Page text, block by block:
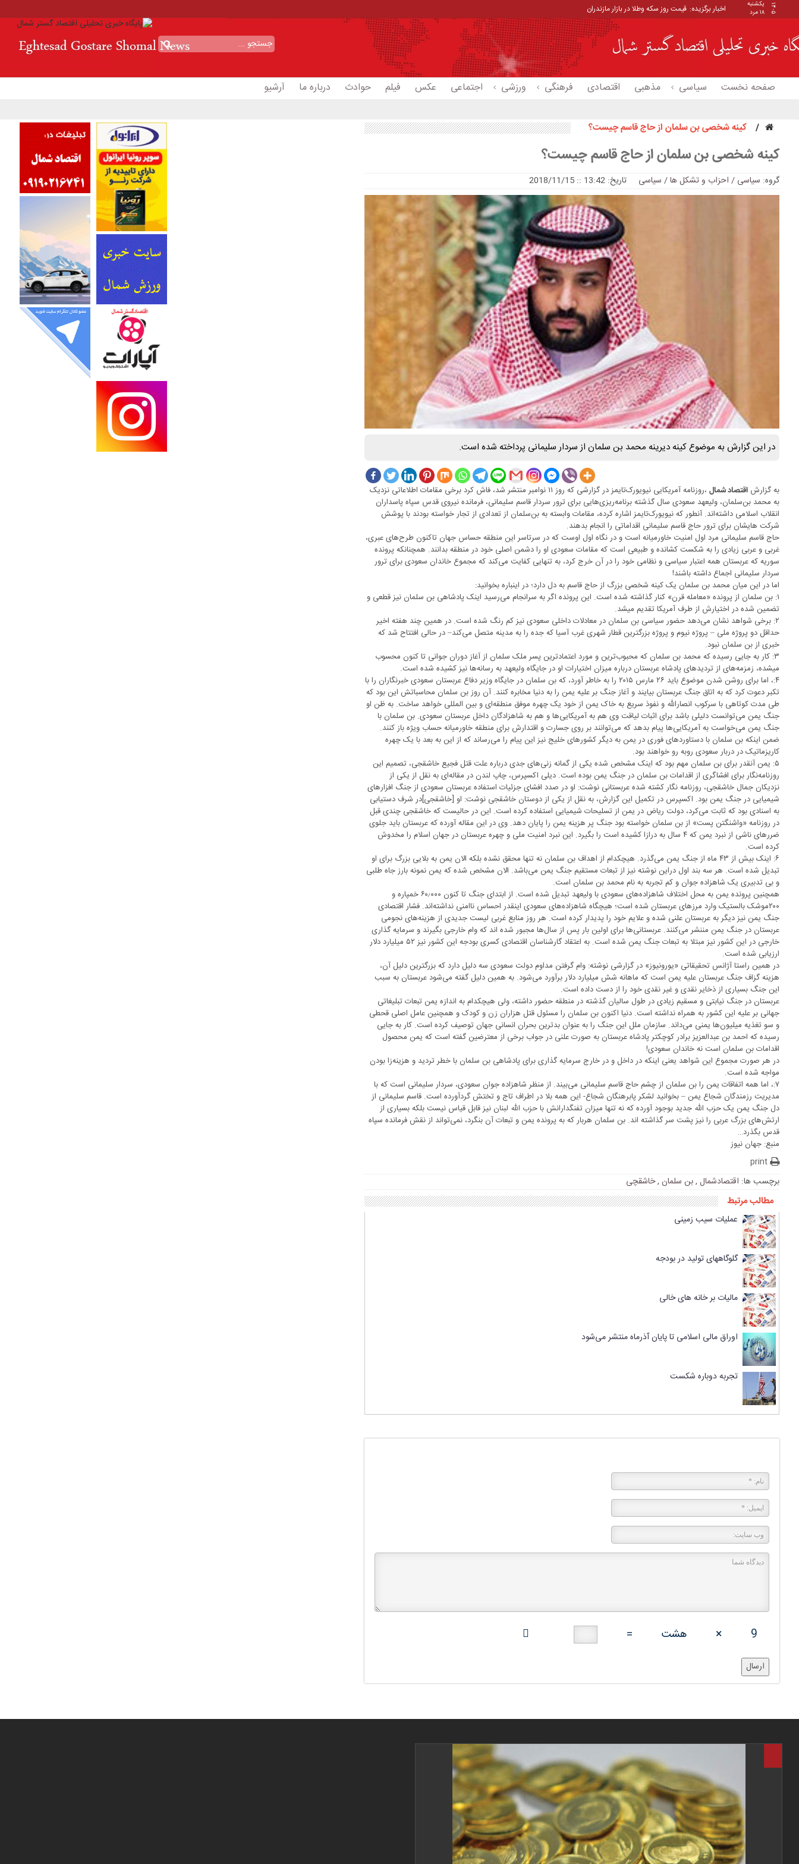
۱۴۰۵
یکشنبه
۱۸ مرد
اخبار برگزیده: قیمت روز سکه وطلا در بازار مازندران
صفحه نخست سیاسی مذهبی اقتصادی فرهنگی ورزشی اجتماعی عکس فیلم حوادث درباره ما آرشیو
کینه شخصی بن سلمان از حاج قاسم چیست؟
کینه شخصی بن سلمان از حاج قاسم چیست؟
گروه: سیاسی / احزاب و تشکل ها/ سیاسی تاریخ: 13:42 :: 2018/11/15
در این گزارش به موضوع کینه دیرینه محمد بن سلمان از سردار سلیمانی پرداخته شده است.
به گزارشاقتصاد شمال
،روزنامه آمریکایی نیویورک‌تایمز در گزارشی که روز ۱۱ نوامبر منتشر شد، فاش کرد برخی مقامات اطلاعاتی نزدیک
به محمد بن‌سلمان، ولیعهد سعودی سال گذشته برنامه‌ریزی‌هایی برای ترور سردار قاسم سلیمانی، فرمانده نیروی قدس سپاه پاسداران
انقلاب اسلامی داشته‌اند. آنطور که نیویورک‌تایمز اشاره کرده، مقامات وابسته به بن‌سلمان از تعدادی از تجار خواسته بودند با پوشش
شرکت هایشان برای ترور حاج قاسم سلیمانی اقداماتی را انجام بدهند.
حاج قاسم سلیمانی مرد اول امنیت خاورمیانه است و در نگاه اول اوست که در سرتاسر این منطقه حساس جهان تاکنون طرح‌های عبری،
غربی و عربی زیادی را به شکست کشانده و طبیعی است که مقامات سعودی او را دشمن اصلی خود در منطقه بدانند. همچنانکه پرونده
سوریه که عربستان همه اعتبار سیاسی و نظامی خود را در آن خرج کرد، به تنهایی کفایت می‌کند که مجموع خاندان سعودی برای ترور
سردار سلیمانی اجماع داشته باشند!
اما در این میان محمد بن سلمان یک کینه شخصی بزرگ از حاج قاسم به دل دارد؛ در اینباره بخوانید:
۱: بن سلمان از پرونده «معامله قرن» کنار گذاشته شده است. این پرونده اگر به سرانجام می‌رسید اینک پادشاهی بن سلمان نیز قطعی و
تضمین شده در اختیارش از طرف آمریکا تقدیم میشد.
۲: برخی شواهد نشان می‌دهد حضور سیاسی بن سلمان در معادلات داخلی سعودی نیز کم رنگ شده است. در همین چند هفته اخیر
حداقل دو پروژه ملی – پروژه نیوم و پروژه بزرگترین قطار شهری غرب آسیا که جده را به مدینه متصل می‌کند– در حالی افتتاح شد که
خبری از بن سلمان نبود.
۳: کار به جایی رسیده که محمد بن سلمان که محبوب‌ترین و مورد اعتمادترین پسر ملک سلمان از آغاز دوران جوانی تا کنون محسوب
میشده، زمزمه‌های از تردید‌های پادشاه عربستان درباره میزان اختیارات او در جایگاه ولیعهد به رسانه‌ها نیز کشیده شده است.
۴:، اما برای روشن شدن موضوع باید ۲۶ مارس ۲۰۱۵ را به خاطر آورد، که بن سلمان در جایگاه وزیر دفاع عربستان سعودی خبرنگاران را با
تکبر دعوت کرد که به اتاق جنگ عربستان بیایند و آغاز جنگ بر علیه یمن را به دنیا مخابره کنند. آن روز بن سلمان محاسباتش این بود که
طی مدت کوتاهی با سرکوب انصارالله و نفوذ سریع به خاک یمن از خود یک چهره موفق منطقه‌ای و بین المللی خواهد ساخت. به ظن او
جنگ یمن می‌توانست دلیلی باشد برای اثبات لیاقت وی هم به آمریکایی‌ها و هم به شاهزادگان داخل عربستان سعودی. بن سلمان با
جنگ یمن می‌خواست به آمریکایی‌ها پیام بدهد که می‌توانند بر روی جسارت و اقتدارش برای منطقه خاورمیانه حساب ویژه باز کنند.
ضمن اینکه بن سلمان با دستاورد‌های فوری در یمن به دیگر کشور‌های خلیج نیز این پیام را می‌رساند که از این به بعد با یک چهره
کاریزماتیک در دربار سعودی روبه رو خواهند بود.
۵: یمن آنقدر برای بن سلمان مهم بود که اینک مشخص شده یکی از گمانه زنی‌های جدی درباره علت قتل فجیع خاشقجی، تصمیم این
روزنامه‌نگار برای افشاگری از اقدامات بن سلمان در جنگ یمن بوده است. دیلی اکسپرس، چاپ لندن در مقاله‌ای به نقل از یکی از
نزدیکان جمال خاشقجی، روزنامه نگار کشته شده عربستانی نوشت: او در صدد افشای جزئیات استفاده عربستان سعودی از جنگ افزار‌های
شیمیایی در جنگ یمن بود. اکسپرس در تکمیل این گزارش، به نقل از یکی از دوستان خاشقجی نوشت: او [خاشقجی]در شرف دستیابی
به اسنادی بود که ثابت می‌کرد، دولت ریاض در یمن از تسلیحات شیمیایی استفاده کرده است. این در حالیست که خاشقجی چندی قبل
در روزنامه «واشنگتن پست» از بن سلمان خواسته بود جنگ پر هزینه یمن را پایان دهد. وی در این مقاله آورده که عربستان باید جلوی
ضرر‌های ناشی از نبرد یمن که ۴ سال به درازا کشیده است را بگیرد. این نبرد امنیت ملی و چهره عربستان در جهان اسلام را مخدوش
کرده است.
۶: اینک بیش از ۴۳ ماه از جنگ یمن می‌گذرد. هیچکدام از اهداف بن سلمان نه تنها محقق نشده بلکه الان یمن به بلایی بزرگ برای او
تبدیل شده است. هر سه بند اول دراین نوشته نیز از تبعات مستقیم جنگ یمن می‌باشد. الان مشخص شده که یمن نمونه بارز جاه طلبی
و بی تدبیری یک شاهزاده جوان و کم تجربه به نام محمد بن سلمان است.
همچنین پرونده یمن به محل اختلاف شاهزاده‌های سعودی با ولیعهد تبدیل شده است. از ابتدای جنگ تا کنون ۶۰٫۰۰۰ خمپاره و
۲۰۰موشک بالستیک وارد مرز‌های عربستان شده است؛ هیچگاه شاهزاده‌های سعودی اینقدر احساس ناامنی نداشته‌اند. فشار اقتصادی
جنگ یمن نیز دیگر به عربستان علنی شده و علایم خود را پدیدار کرده است. هر روز منابع غربی لیست جدیدی از هزینه‌های نجومی
عربستان در جنگ یمن مننشر می‌کنند. عربستانی‌ها برای اولین بار پس از سال‌ها مجبور شده اند که وام خارجی بگیرند و سرمایه گذاری
خارجی در این کشور نیز مبتلا به تبعات جنگ یمن شده است. به اعتقاد گارشناسان اقتصادی کسری بودجه این کشور نیز ۵۲ میلیارد دلار
ارزیابی شده است.
در همین راستا آژانس تحقیقاتی «یورونیوز» در گزارشی نوشته: وام گرفتن مداوم دولت سعودی سه دلیل دارد که بزرگترین دلیل آن،
هزینه گزاف جنگ عربستان علیه یمن است که ماهانه شش میلیارد دلار برآورد می‌شود. به همین دلیل گفته می‌شود عربستان به سبب
این جنگ بسیاری از ذخایر نقدی و غیر نقدی خود را از دست داده است.
عربستان در جنگ نیابتی و مسقیم زیادی در طول سالیان گذشته در منطقه حضور داشته، ولی هیچکدام به اندازه یمن تبعات تبلیغاتی
جهانی بر علیه این کشور به همراه نداشته است. دنیا اکنون بن سلمان را مسئول قتل هزاران زن و کودک و همچنین عامل اصلی قحطی
و سو تغذیه میلیون‌ها یمنی می‌داند. سازمان ملل این جنگ را به عنوان بدترین بحران انسانی جهان توصیف کرده است. کار به جایی
رسیده که احمد بن عبدالعزیز برادر کوچکتر پادشاه عربستان به صورت علنی در جواب برخی از معترضین گفته است که یمن محصول
اقدامات بن سلمان است نه خاندان سعودی!
در هر صورت مجموع این شواهد یعنی اینکه در داخل و در خارج سرمایه گذاری برای پادشاهی بن سلمان با خطر تردید و هزینه‌زا بودن
مواجه شده است.
۷:، اما همه اتفاقات یمن را بن سلمان از چشم حاج قاسم سلیمانی می‌بیند. از منظر شاهزاده جوان سعودی، سردار سلیمانی است که با
مدیریت رزمندگان شجاع یمن – بخوانید لشکر پابرهنگان شجاع- این همه بلا در اطراف تاج و تختش گردآورده است. قاسم سلیمانی از
دل جنگ یمن یک حزب الله جدید بوجود آورده که نه تنها میزان تفنگدارانش با حزب الله لبنان نیز قابل قیاس نیست بلکه بسیاری از
ارتش‌های بزرگ عربی را نیز پشت سر گذاشته اند. بن سلمان هربار که به پرونده یمن و تبعات آن بنگرد، نمی‌تواند از نقش فرمانده سپاه
قدس بگذرد…
منبع: جهان نیوز
print
برچسب ها: اقتصادشمال ,بن سلمان ,خاشقچی
مطالب مرتبط
عملیات سیب زمینی
گلوگاههای تولید در بودجه
مالیات بر خانه های خالی
اوراق مالی اسلامی تا پایان آذرماه منتشر می‌شود
تجربه دوباره شکست
9
× هشت =
ارسال